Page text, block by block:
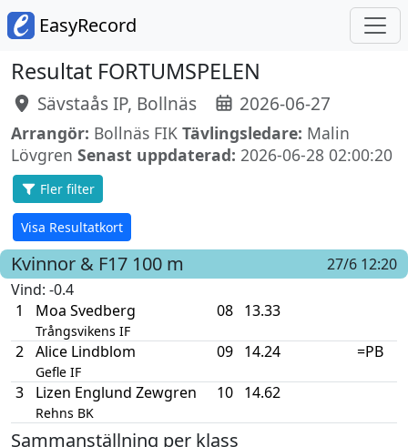
EasyRecord
Resultat FORTUMSPELEN
Sävstaås IP, Bollnäs 2026-06-27
Arrangör: Bollnäs FIK Tävlingsledare: Malin
Lövgren Senast uppdaterad: 2026-06-28 02:00:20
Fler filter
Visa Resultatkort
Kvinnor & F17 100 m
27/6 12:20
Vind: -0.4
1
Moa Svedberg
Trångsvikens IF
08 13.33
2 Alice Lindblom
Gefle IF
09 14.24 =PB
3 Lizen Englund Zewgren
Rehns BK
10 14.62
Sammanställning per klass